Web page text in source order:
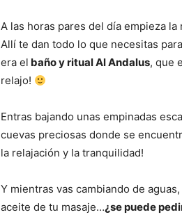
A las horas pares del día empieza
Allí te dan todo lo que necesitas
era el baño y ritual Al Andalus, que
relajo!
Entras bajando unas empinadas
cuevas preciosas donde se
la relajación y la tranquilidad!
Y mientras vas cambiando de
aceite de tu masaje…¿se puede